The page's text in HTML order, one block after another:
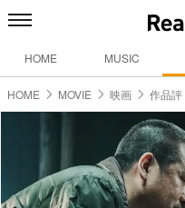
HOME MUSIC
HOME MOVIE 映画 作品評